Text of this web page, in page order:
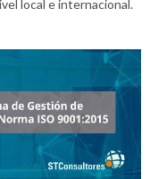
local e internacional.